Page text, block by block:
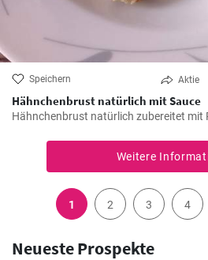
Speichern Aktie
Hähnchenbrust natürlich mit Sauce
Hähnchenbrust natürlich zubereitet mit
Weitere
1 2 3 4
Neueste Prospekte